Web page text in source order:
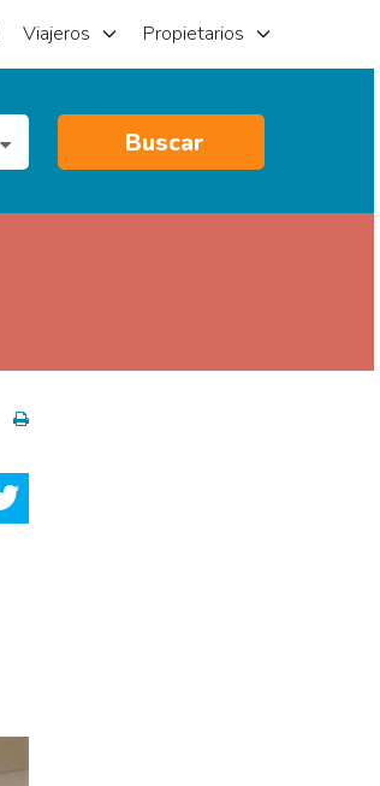
Viajeros Propietarios
Buscar